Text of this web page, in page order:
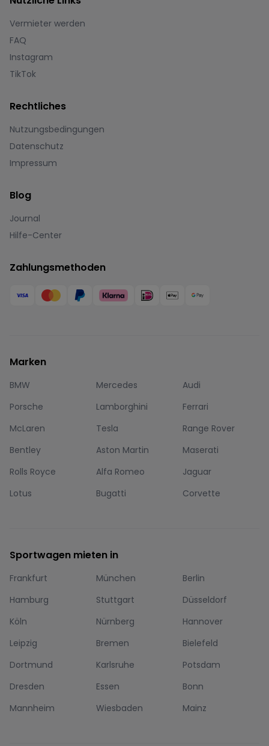
Vermieter werden
FAQ
Instagram
TikTok
Rechtliches
Nutzungsbedingungen
Datenschutz
Impressum
Blog
Journal
Hilfe-Center
Zahlungsmethoden
Marken
BMW Mercedes
Audi
Porsche
Lamborghini
Ferrari
McLaren
Tesla
Range Rover
Bentley
Aston Martin
Maserati
Rolls Royce
Alfa Romeo
Jaguar
Lotus
Bugatti Corvette
Sportwagen mieten in
Frankfurt München
Berlin
Hamburg
Stuttgart
Düsseldorf
Köln
Nürnberg
Hannover
Leipzig
Bremen
Bielefeld
Dortmund
Karlsruhe
Potsdam
Dresden
Essen
Bonn
Mannheim
Wiesbaden Mainz